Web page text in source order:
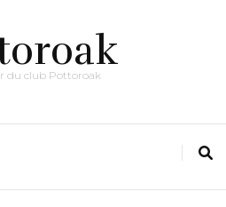
du club Pottoroak